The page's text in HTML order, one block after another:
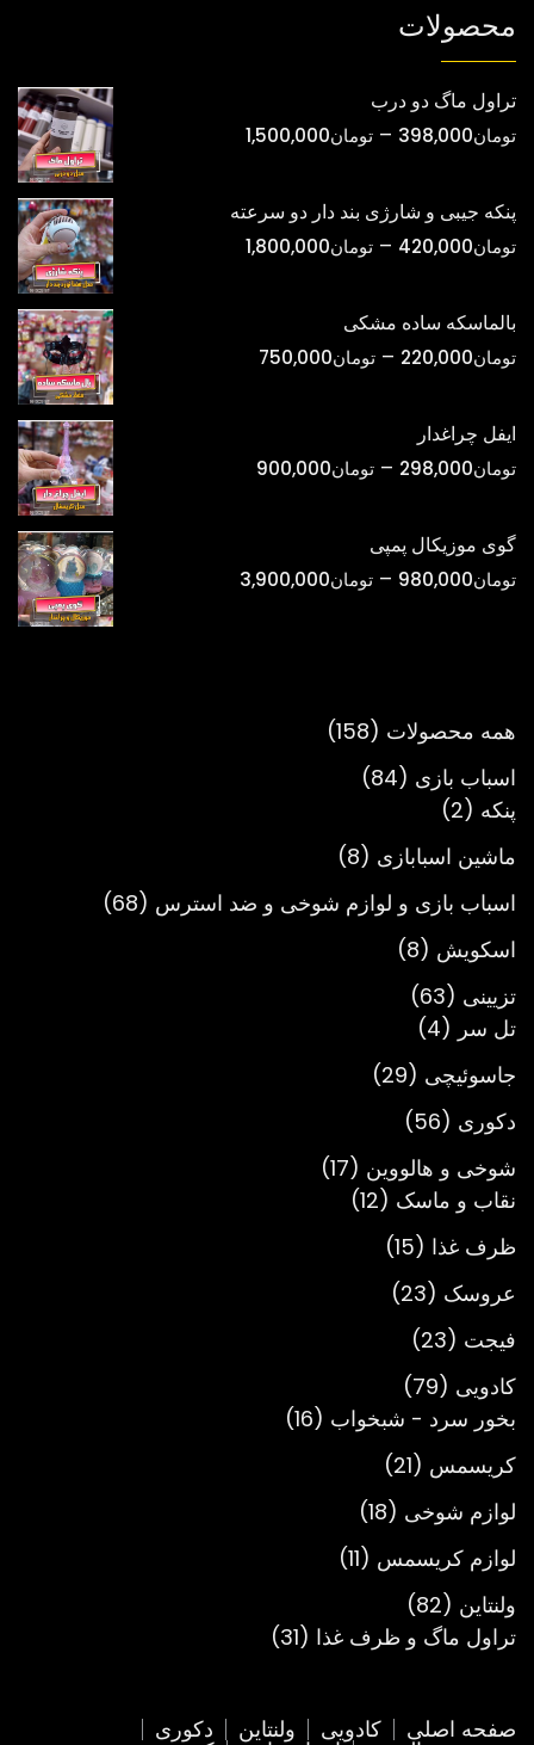
محصولات
تراول ماگ دو درب
تومان398,000
– تومان1,500,000محدوده
پنکه جیبی و شارژی بند دار دو سرعته
تومان420,000
– تومان1,800,000محدوده
تومان420,000
بالماسکه ساده مشکی
تومان220,000
– تومان750,000
تومان750,000
ایفل چراغدار
تومان298,000
– تومان900,000
تومان900,000
گوی موزیکال پمپی
تومان980,000
– تومان3,900,000
همه محصولات
158
158
اسباب بازی 84
84
پنکه 2
2
محصول
ماشین اسبابازی 8
8
اسباب بازی و لوازم شوخی و ضد استرس 68
68
اسکویش 8
8
تزیینی 63
63
محصول
تل سر 4
4
محصول
جاسوئیچی 29
29
دکوری 56
56
محصول
شوخی و هالووین 17
17
نقاب و ماسک 12
12
ظرف غذا 15
15
محصول
عروسک 23
23
فیجت 23
23
محصول
کادویی 79
79
محصول
بخور سرد - شبخواب 16
16
کریسمس 21
21
محصول
لوازم شوخی 18
18
محصول
لوازم کریسمس 11
11
ولنتاین 82
82
محصول
تراول ماگ و ظرف غذا 31
31
صفحه اصلی کادویی ولنتاین دکوری